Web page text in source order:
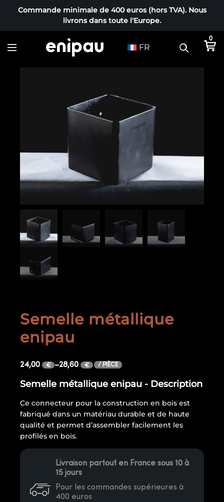
Commande minimale de 400 euros (hors TVA). Nous
livrons dans toute l'Europe.
FR
0
Semelle métallique
enipau
24,00 € –28,60 € / PIÈCE
Semelle métallique enipau - Description
Ce connecteur pour la construction en bois est
fabriqué dans un matériau durable et de haute
qualité et permet d’assembler facilement les
profilés en bois.
Livraison partout en France sous 10 à
15 jours
Pour les commandes supérieures à
400 euros